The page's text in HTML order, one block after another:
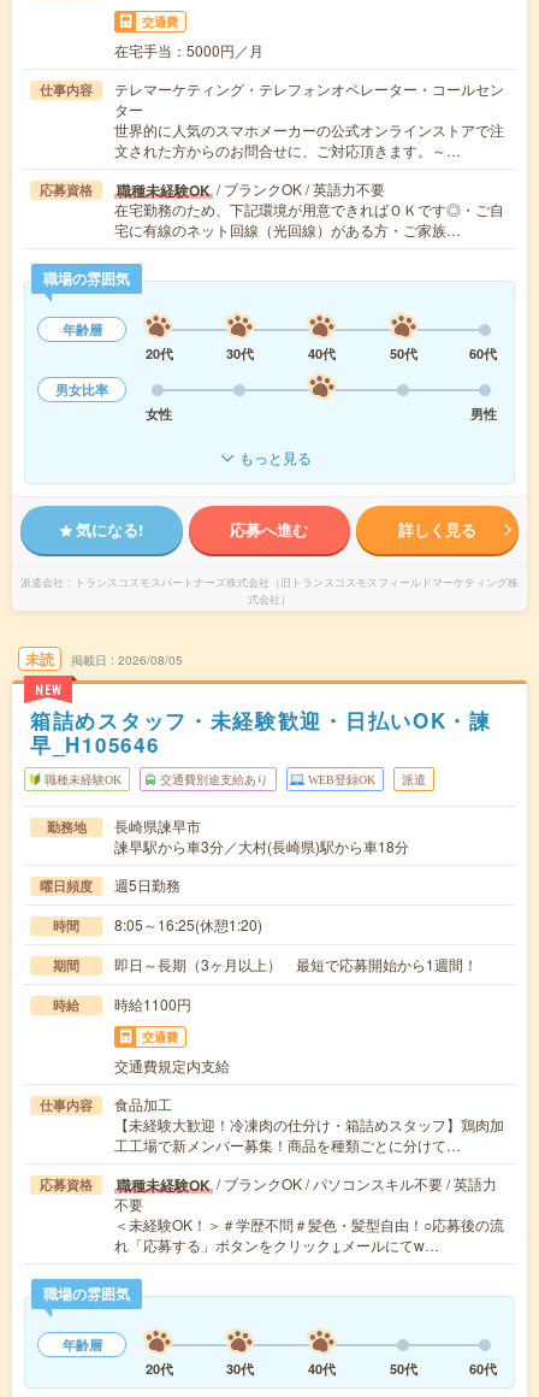
交通費
在宅手当：5000円／月
仕事内容
テレマーケティング・テレフォンオペレーター・コールセン
ター
世界的に人気のスマホメーカーの公式オンラインストアで注
文された方からのお問合せに、ご対応頂きます。～…
応募資格 職種未経験OK / ブランクOK / 英語力不要
在宅勤務のため、下記環境が用意できればＯＫです◎・ご自
宅に有線のネット回線（光回線）がある方・ご家族…
職場の雰囲気
年齢層
20代
30代 40代 50代
60代
男女比率
女性
男性
もっと見る
気になる! 応募へ進む 詳しく見る
派遣会社
トランスコスモスパートナーズ株式会社（旧トランスコスモスフィールドマーケティング株
式会社）
未読
NEW
掲載日 2026/08/05
箱詰めスタッフ・未経験歓迎・日払いOK・諫
早_H105646
職種未経験OK 交通費別途支給あり WEB登録OK 派遣
勤務地
長崎県諫早市
諫早駅から車3分／大村(長崎県)駅から車18分
曜日頻度 週5日勤務
時間 8:05～16:25(休憩1:20)
期間 即日～長期（3ヶ月以上） 最短で応募開始から1週間！
時給 時給1100円
交通費
交通費規定内支給
仕事内容
食品加工
【未経験大歓迎！冷凍肉の仕分け・箱詰めスタッフ】鶏肉加
工工場で新メンバー募集！商品を種類ごとに分けて…
応募資格 職種未経験OK / ブランクOK / パソコンスキル不要 / 英語力
不要
＜未経験OK！＞＃学歴不問＃髪色・髪型自由！○応募後の流
れ「応募する」ボタンをクリック↓メールにてw…
職場の雰囲気
年齢層
20代
30代 40代 50代 60代